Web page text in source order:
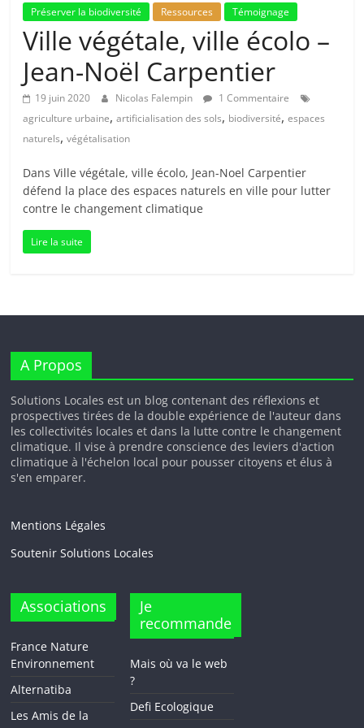
Préserver la biodiversité Ressources Témoignage
Ville végétale, ville écolo –
Jean-Noël Carpentier
19 juin 2020 Nicolas Falempin
1 Commentaire
agriculture urbaine,artificialisation des sols, biodiversité,espaces
naturels,végétalisation
Dans Ville végétale, ville écolo, Jean-Noel Carpentier
défend la place des espaces naturels en ville pour lutter
contre le changement climatique
Lire la suite
A Propos
Solutions Locales est un blog contenant des réflexions et
prospectives tirées de la double expérience de l'auteur dans
les collectivités locales et dans la lutte contre le changement
climatique. Il vise à prendre conscience des leviers d'action
climatique à l'échelon local pour pousser citoyens et élus à
s'en emparer.
Mentions Légales
Soutenir Solutions Locales
Associations
France Nature
Environnement
Alternatiba
Les Amis de la
Je
recommande
Mais où va le web
?
Defi Ecologique